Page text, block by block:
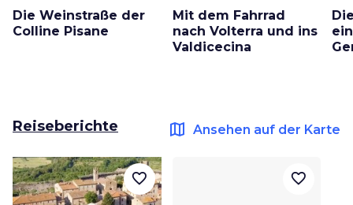
Die Weinstraße der
Colline Pisane
Mit dem Fahrrad
nach Volterra und ins
Valdicecina
Reiseberichte map Ansehen auf der Karte
favorite_border favorite_border